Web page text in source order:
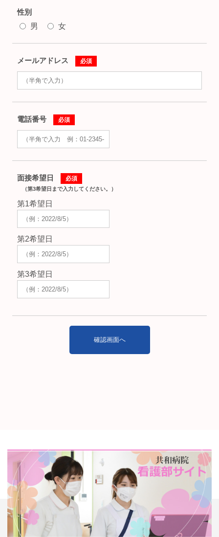
性別
男
女
メールアドレス 必須
電話番号 必須
面接希望日 必須
（第3希望日まで入力してください。）
第1希望日
第2希望日
第3希望日